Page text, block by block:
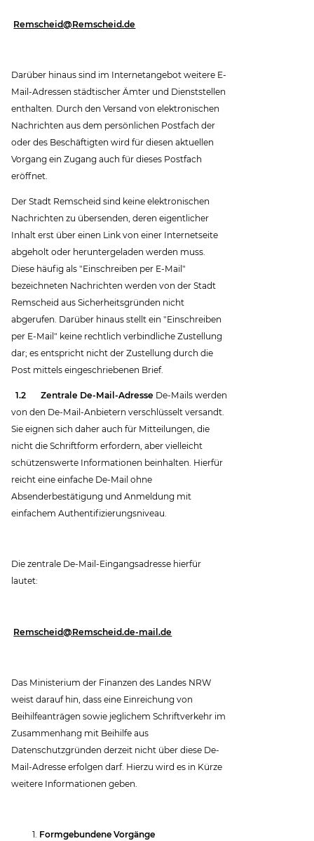
Remscheid@Remscheid.de
Darüber hinaus sind im Internetangebot weitere E-
Mail-Adressen städtischer Ämter und Dienststellen
enthalten. Durch den Versand von elektronischen
Nachrichten aus dem persönlichen Postfach der
oder des Beschäftigten wird für diesen aktuellen
Vorgang ein Zugang auch für dieses Postfach
eröffnet.
Der Stadt Remscheid sind keine elektronischen
Nachrichten zu übersenden, deren eigentlicher
Inhalt erst über einen Link von einer Internetseite
abgeholt oder heruntergeladen werden muss.
Diese häufig als "Einschreiben per E-Mail"
bezeichneten Nachrichten werden von der Stadt
Remscheid aus Sicherheitsgründen nicht
abgerufen. Darüber hinaus stellt ein "Einschreiben
per E-Mail" keine rechtlich verbindliche Zustellung
dar; es entspricht nicht der Zustellung durch die
Post mittels eingeschriebenen Brief.
1.2 Zentrale De-Mail-Adresse De-Mails werden
von den De-Mail-Anbietern verschlüsselt versandt.
Sie eignen sich daher auch für Mitteilungen, die
nicht die Schriftform erfordern, aber vielleicht
schützenswerte Informationen beinhalten. Hierfür
reicht eine einfache De-Mail ohne
Absenderbestätigung und Anmeldung mit
einfachem Authentifizierungsniveau.
Die zentrale De-Mail-Eingangsadresse hierfür
lautet:
Remscheid@Remscheid.de-mail.de
Das Ministerium der Finanzen des Landes NRW
weist darauf hin, dass eine Einreichung von
Beihilfeanträgen sowie jeglichem Schriftverkehr im
Zusammenhang mit Beihilfe aus
Datenschutzgründen derzeit nicht über diese De-
Mail-Adresse erfolgen darf. Hierzu wird es in Kürze
weitere Informationen geben.
Formgebundene Vorgänge